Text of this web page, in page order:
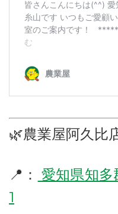
🌿農業屋阿久比
📍： 愛知県知
1